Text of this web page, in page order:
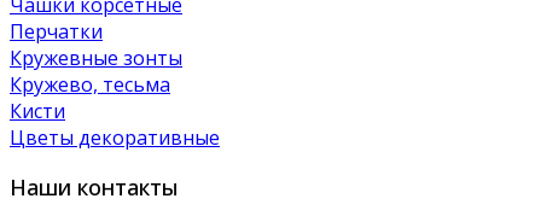
Перчатки
Кружевные зонты
Кружево, тесьма
Кисти
Цветы декоративные
Наши контакты